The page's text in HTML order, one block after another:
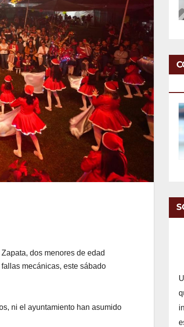
dos menores de edad
mecánicas, este sábado
ni el ayuntamiento han asumido